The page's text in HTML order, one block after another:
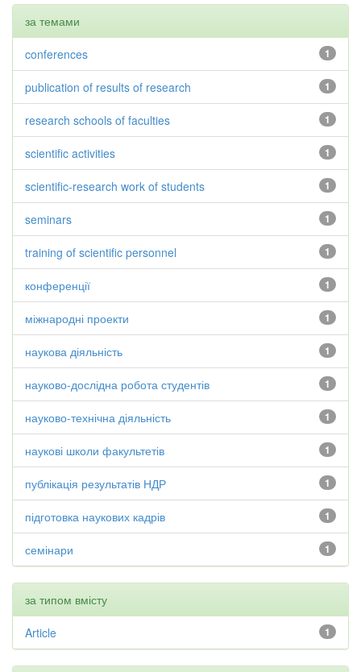
за темами
1
conferences
1
publication of results of research
1
research schools of faculties
1
scientific activities
1
scientific-research work of students
1
seminars
1
training of scientific personnel
1
конференції
1
міжнародні проекти
1
наукова діяльність
1
науково-дослідна робота студентів
1
науково-технічна діяльність
1
наукові школи факультетів
1
публікація результатів НДР
1
підготовка наукових кадрів
1
семінари
за типом вмісту
1
Article